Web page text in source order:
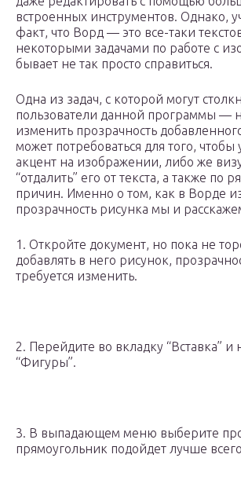
встроенных инструментов. Однако,
факт, что Ворд — это все-таки
некоторыми задачами по работе с
бывает не так просто справиться.
Одна из задач, с которой могут
пользователи данной программы —
изменить прозрачность
может потребоваться для того,
акцент на изображении, либо же
“отдалить” его от текста, а также по
причин. Именно о том, как в Ворде
прозрачность рисунка мы и
1. Откройте документ, но пока не
добавлять в него рисунок,
требуется изменить.
2. Перейдите во вкладку “Вставка” и
“Фигуры”.
3. В выпадающем меню выберите
прямоугольник подойдет лучше